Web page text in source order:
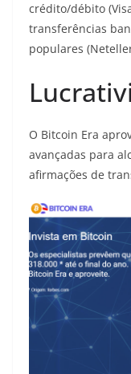
crédito/débito
transferências
populares
O Bitcoin Era
avançadas para
afirmações de